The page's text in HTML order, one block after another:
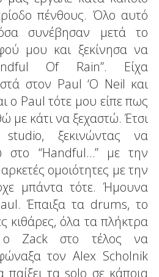
πένθους. Όλο αυτό
συνέβησαν μετά το
μου και ξεκίνησα να
Of Rain”. Είχα
στον Paul ‘O Neil και
ο Paul τότε μου είπε πως
με κάτι να ξεχαστώ. Έτσι
studio, ξεκινώντας να
στο “Handful…” με την
ομοιότητες με την
μπάντα τότε. Ήμουνα
Έπαιξα τα drums, το
κιθάρες, όλα τα πλήκτρα
Zack στο τέλος να
τον Alex Scholnik
τα solo σε κάποια